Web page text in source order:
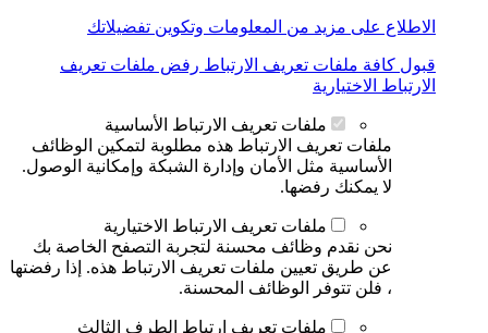
الاطلاع على مزيد من المعلومات وتكوين تفضيلاتك
قبول كافة ملفات تعريف الارتباط رفض ملفات تعريف
الارتباط الاختيارية
ملفات تعريف الارتباط الأساسية
ملفات تعريف الارتباط هذه مطلوبة لتمكين الوظائف
الأساسية مثل الأمان وإدارة الشبكة وإمكانية الوصول.
لا يمكنك رفضها.
ملفات تعريف الارتباط الاختيارية
نحن نقدم وظائف محسنة لتجربة التصفح الخاصة بك
عن طريق تعيين ملفات تعريف الارتباط هذه. إذا رفضتها
، فلن تتوفر الوظائف المحسنة.
ملفات تعريف ارتباط الطرف الثالث